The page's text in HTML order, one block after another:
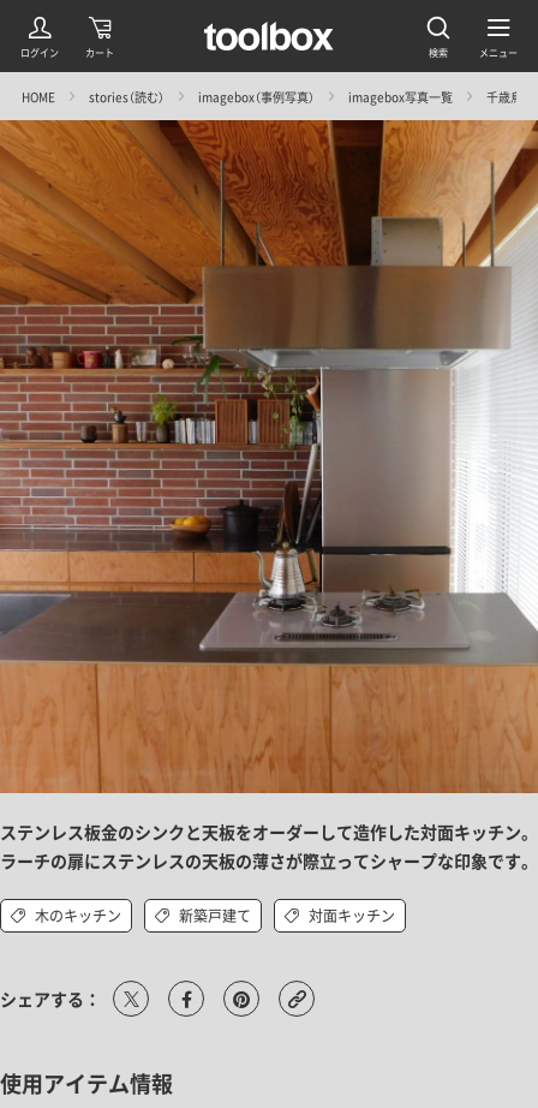
HOME stories（読む） imagebox（事例写真） imagebox写真一覧 千歳烏
ステンレス板金のシンクと天板をオーダーして造作した対面キッチン。
ラーチの扉にステンレスの天板の薄さが際立ってシャープな印象です。
木のキッチン 新築戸建て 対面キッチン
シェアする：
使用アイテム情報